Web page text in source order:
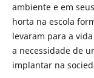
ambiente e em
horta na escola
levaram para a
a necessidade de
implantar na